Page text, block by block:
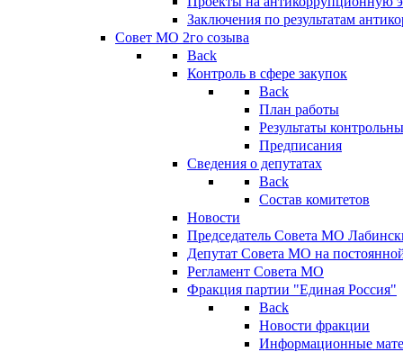
Заключения по результатам
Совет МО 2го созыва
Back
Контроль в сфере закупок
Back
План работы
Результаты
Предписания
Сведения о депутатах
Back
Состав комитетов
Новости
Председатель Совета МО
Депутат Совета МО на
Регламент Совета МО
Фракция партии "Единая Россия"
Back
Новости фракции
Информационные